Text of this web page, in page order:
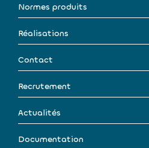
Normes produits
Réalisations
Contact
Recrutement
Actualités
Documentation